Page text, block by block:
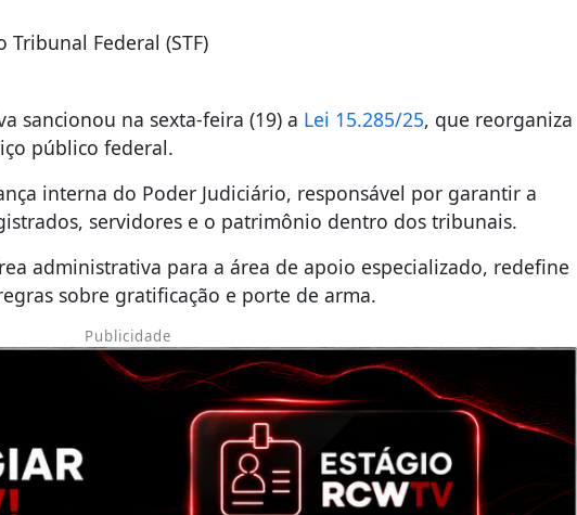
Federal (STF)
sancionou na sexta-feira (19) a Lei 15.285/25, que reorganiza
público federal.
interna do Poder Judiciário, responsável por garantir a
servidores e o patrimônio dentro dos tribunais.
administrativa para a área de apoio especializado, redefine
sobre gratificação e porte de arma.
Publicidade